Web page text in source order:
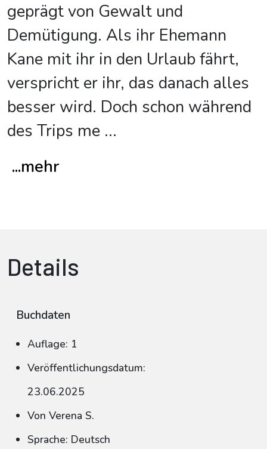
geprägt von Gewalt und
Demütigung. Als ihr Ehemann
Kane mit ihr in den Urlaub fährt,
verspricht er ihr, das danach alles
besser wird. Doch schon während
des Trips me ...
...mehr
Details
Buchdaten
Auflage: 1
Veröffentlichungsdatum:
23.06.2025
Von Verena S.
Sprache: Deutsch